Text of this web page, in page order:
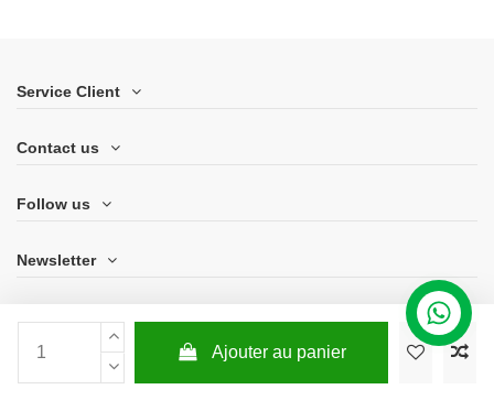
Ajouter au panier
Service Client
Contact us
Follow us
Newsletter